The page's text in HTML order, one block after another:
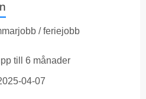
/ feriejobb
till 6 månader
04-07